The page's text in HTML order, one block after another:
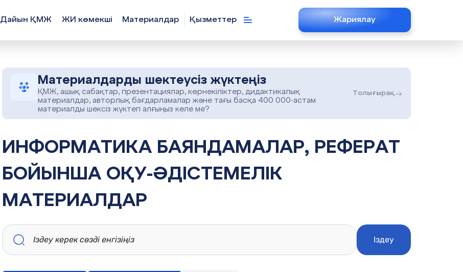
Дайын ҚМЖ ЖИ көмекші Материалдар Қызметтер Жариялау
Материалдарды шектеусіз жүктеңіз
ҚМЖ, ашық сабақтар, презентациялар, көрнекіліктер, дидактикалық
материалдар, авторлық бағдарламалар және тағы басқа 400 000-астам
материалды шексіз жүктеп алғыңыз келе ме?
Толығырақ
ИНФОРМАТИКА БАЯНДАМАЛАР, РЕФЕРАТ
БОЙЫНША ОҚУ-ӘДІСТЕМЕЛІК
МАТЕРИАЛДАР
Іздеу